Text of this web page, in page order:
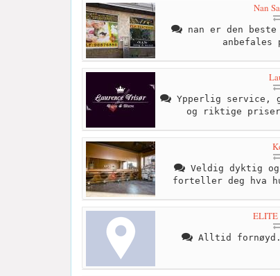
Nan
nan er den
anbefales
Ypperlig service,
og riktige
Veldig dyktig
forteller deg hva
ELITE
Alltid fornøyd.